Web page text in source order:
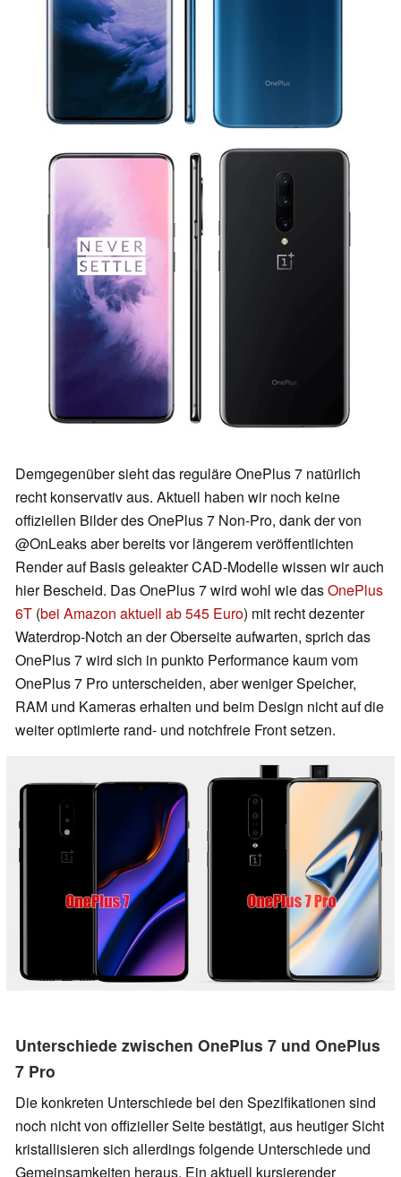
Demgegenüber sieht das reguläre OnePlus 7 natürlich
recht konservativ aus. Aktuell haben wir noch keine
offiziellen Bilder des OnePlus 7 Non-Pro, dank der von
@OnLeaks aber bereits vor längerem veröffentlichten
Render auf Basis geleakter CAD-Modelle wissen wir auch
hier Bescheid. Das OnePlus 7 wird wohl wie dasOnePlus
6T (bei Amazon aktuell ab 545 Euro) mit recht dezenter
Waterdrop-Notch an der Oberseite aufwarten, sprich das
OnePlus 7 wird sich in punkto Performance kaum vom
OnePlus 7 Pro unterscheiden, aber weniger Speicher,
RAM und Kameras erhalten und beim Design nicht auf die
weiter optimierte rand- und notchfreie Front setzen.
Unterschiede zwischen OnePlus 7 und OnePlus
7 Pro
Die konkreten Unterschiede bei den Spezifikationen sind
noch nicht von offizieller Seite bestätigt, aus heutiger Sicht
kristallisieren sich allerdings folgende Unterschiede und
Gemeinsamkeiten heraus. Ein aktuell kursierender